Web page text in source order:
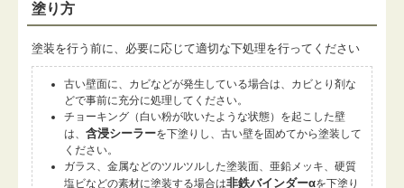
塗り方
塗装を行う前に、必要に応じて適切な下処理を行ってください
古い壁面に、カビなどが発生している場合は、カビとり剤な
どで事前に充分に処理してください。
チョーキング（白い粉が吹いたような状態）を起こした壁
は、 含浸シーラーを下塗りし、古い壁を固めてから塗装して
ください。
ガラス、金属などのツルツルした塗装面、亜鉛メッキ、硬質
塩ビなどの素材に塗装する場合は非鉄バインダーαを下塗り